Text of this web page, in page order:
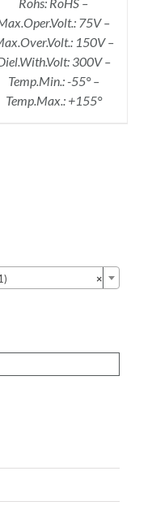
Rohs: RoHS –
75V –
150V –
300V –
Temp.Min.: -55° –
Temp.Max.: +155°
×